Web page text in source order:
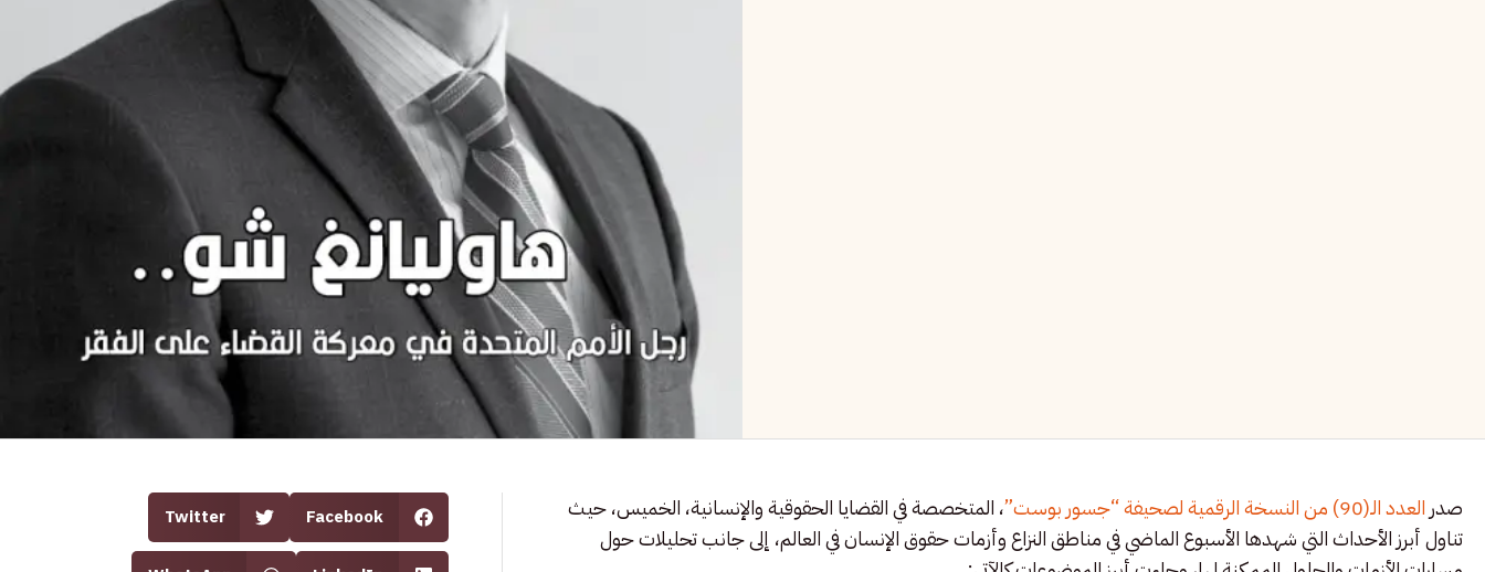
صدر العدد الـ(90) من النسخة الرقمية لصحيفة “جسور بوست”
، المتخصصة في القضايا الحقوقية والإنسانية، الخميس، حيث
تناول أبرز الأحداث التي شهدها الأسبوع الماضي في مناطق النزاع وأزمات حقوق الإنسان في العالم، إلى جانب تحليلات حول
Facebook
Twitter